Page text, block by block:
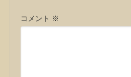
コメント ※